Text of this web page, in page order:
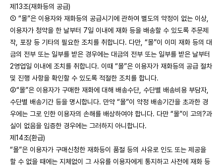
제13조(재화등의 공급)
① “몰”은 이용자와 재화등의 공급시기에 관하여 별도의 약정이 없는 이상,
이용자가 청약을 한 날부터 7일 이내에 재화 등을 배송할 수 있도록 주문제
작, 포장 등 기타의 필요한 조치를 취합니다. 다만, “몰”이 이미 재화 등의 대
금의 전부 또는 일부를 받은 경우에는 대금의 전부 또는 일부를 받은 날부터
2영업일 이내에 조치를 취합니다. 이때 “몰”은 이용자가 재화등의 공급 절차
및 진행 사항을 확인할 수 있도록 적절한 조치를 합니다.
②“몰”은 이용자가 구매한 재화에 대해 배송수단, 수단별 배송비용 부담자,
수단별 배송기간 등을 명시합니다. 만약 “몰”이 약정 배송기간을 초과한 경
우에는 그로 인한 이용자의 손해를 배상하여야 합니다. 다만 “몰”이 고의?과
실이 없음을 입증한 경우에는 그러하지 아니합니다.
제14조(환급)
“몰”은 이용자가 구매신청한 재화등이 품절 등의 사유로 인도 또는 제공을
할 수 없을 때에는 지체없이 그 사유를 이용자에게 통지하고 사전에 재화 등